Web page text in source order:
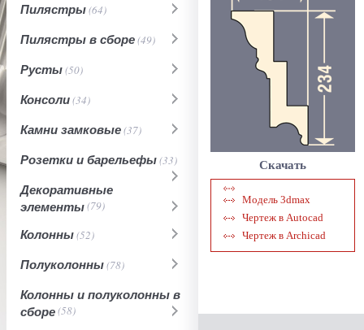
Пилястры(64)
Пилястры в сборе(49)
Русты(50)
Консоли(34)
Камни замковые(37)
Розетки и барельефы(33)
Декоративные
элементы(79)
Колонны(52)
Полуколонны(78)
Колонны и полуколонны в
сборе(58)
Скачать
Модель 3dmax
Чертеж в Autocad
Чертеж в Archicad